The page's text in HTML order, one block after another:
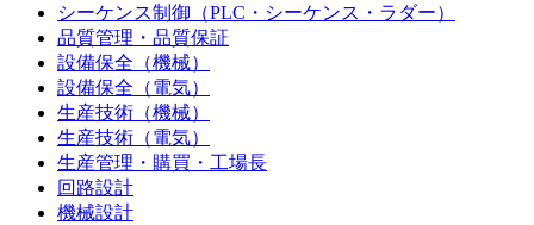
シーケンス制御（PLC・シーケンス・ラダー）
品質管理・品質保証
設備保全（機械）
設備保全（電気）
生産技術（機械）
生産技術（電気）
生産管理・購買・工場長
回路設計
機械設計